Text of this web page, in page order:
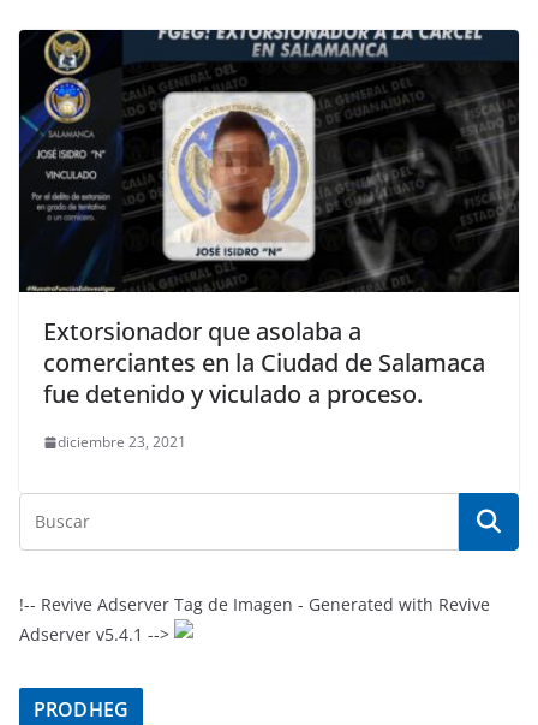
Extorsionador que asolaba a
comerciantes en la Ciudad de Salamaca
fue detenido y viculado a proceso.
diciembre 23, 2021
!-- Revive Adserver Tag de Imagen - Generated with Revive
Adserver v5.4.1 -->
PRODHEG